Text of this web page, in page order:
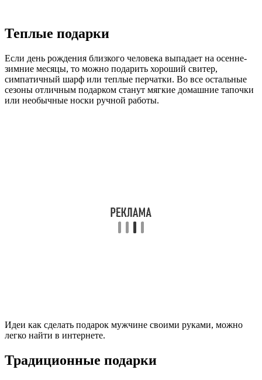
Теплые подарки
Если день рождения близкого человека выпадает на осенне-
зимние месяцы, то можно подарить хороший свитер,
симпатичный шарф или теплые перчатки. Во все остальные
сезоны отличным подарком станут мягкие домашние тапочки
или необычные носки ручной работы.
Идеи как сделать подарок мужчине своими руками, можно
легко найти в интернете.
Традиционные подарки